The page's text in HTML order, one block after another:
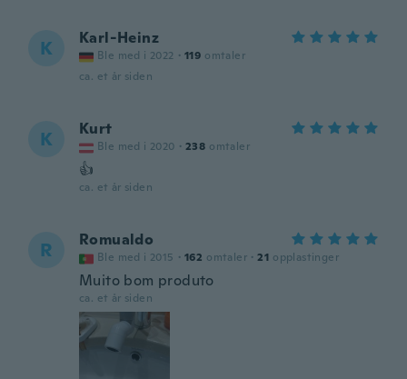
K Karl-Heinz
Ble med i 2022 · 119 omtaler
ca. et år siden
K Kurt
Ble med i 2020 · 238 omtaler
👍
ca. et år siden
R Romualdo
Ble med i 2015 · 162 omtaler · 21 opplastinger
Muito bom produto
ca. et år siden